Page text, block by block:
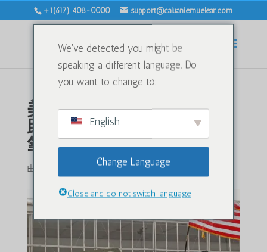
+1(617) 408-0000 support@caluaniemuelear.com
美国对乌克兰的武器援
助：对卡拉瓦尼·穆埃利亚
氧化锌出口的影响
由 2025 年 7 月 15 日|未分类|0 条评论
We've detected you might be
speaking a different language. Do
you want to change to:
English
Change Language
Close and do not switch language